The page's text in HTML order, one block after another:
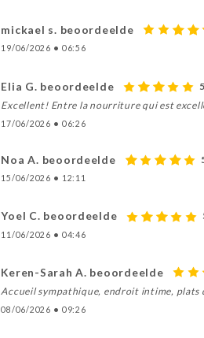
mickael s. beoordeelde
19/06/2026 • 06:56
Elia G. beoordeelde
Excellent! Entre la nourriture qui est
17/06/2026 • 06:26
Noa A. beoordeelde
15/06/2026 • 12:11
Yoel C. beoordeelde
11/06/2026 • 04:46
Keren-Sarah A. beoordeelde
Accueil sympathique, endroit intime, plats
08/06/2026 • 09:26